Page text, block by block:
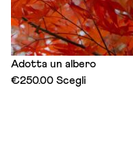
Adotta un albero
€250.00 ScegliThis